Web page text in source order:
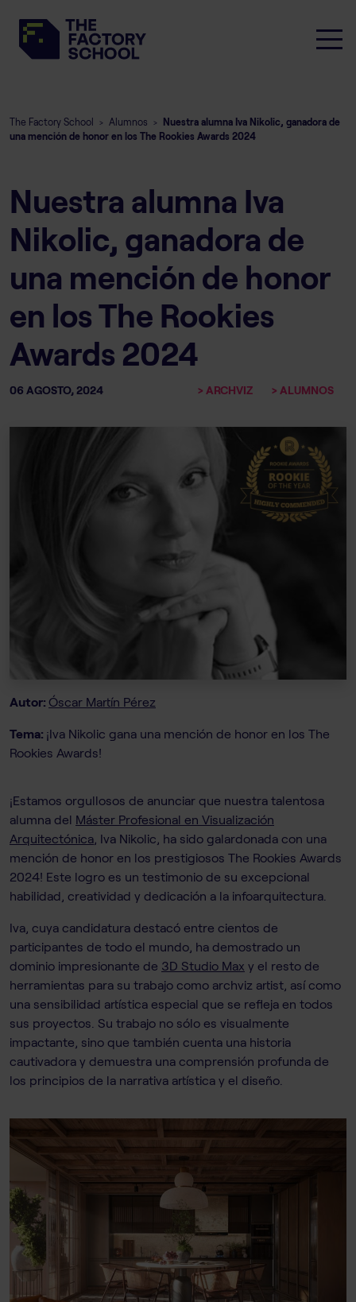
The Factory School > Alumnos >
Nuestra alumna Iva Nikolic, ganadora de
una mención de honor en los The Rookies Awards 2024
Nuestra alumna Iva
Nikolic, ganadora de
una mención de honor
en los The Rookies
Awards 2024
06 AGOSTO, 2024 > ARCHVIZ > ALUMNOS
Autor: Óscar Martín Pérez
Tema: ¡Iva Nikolic gana una mención de honor en los The
Rookies Awards!
¡Estamos orgullosos de anunciar que nuestra talentosa
alumna del Máster Profesional en Visualización
Arquitectónica , Iva Nikolic, ha sido galardonada con una
mención de honor en los prestigiosos The Rookies Awards
2024! Este logro es un testimonio de su excepcional
habilidad, creatividad y dedicación a la infoarquitectura.
Iva, cuya candidatura destacó entre cientos de
participantes de todo el mundo, ha demostrado un
dominio impresionante de 3D Studio Max y el resto de
herramientas para su trabajo como archviz artist, así como
una sensibilidad artística especial que se refleja en todos
sus proyectos. Su trabajo no sólo es visualmente
impactante, sino que también cuenta una historia
cautivadora y demuestra una comprensión profunda de
los principios de la narrativa artística y el diseño.